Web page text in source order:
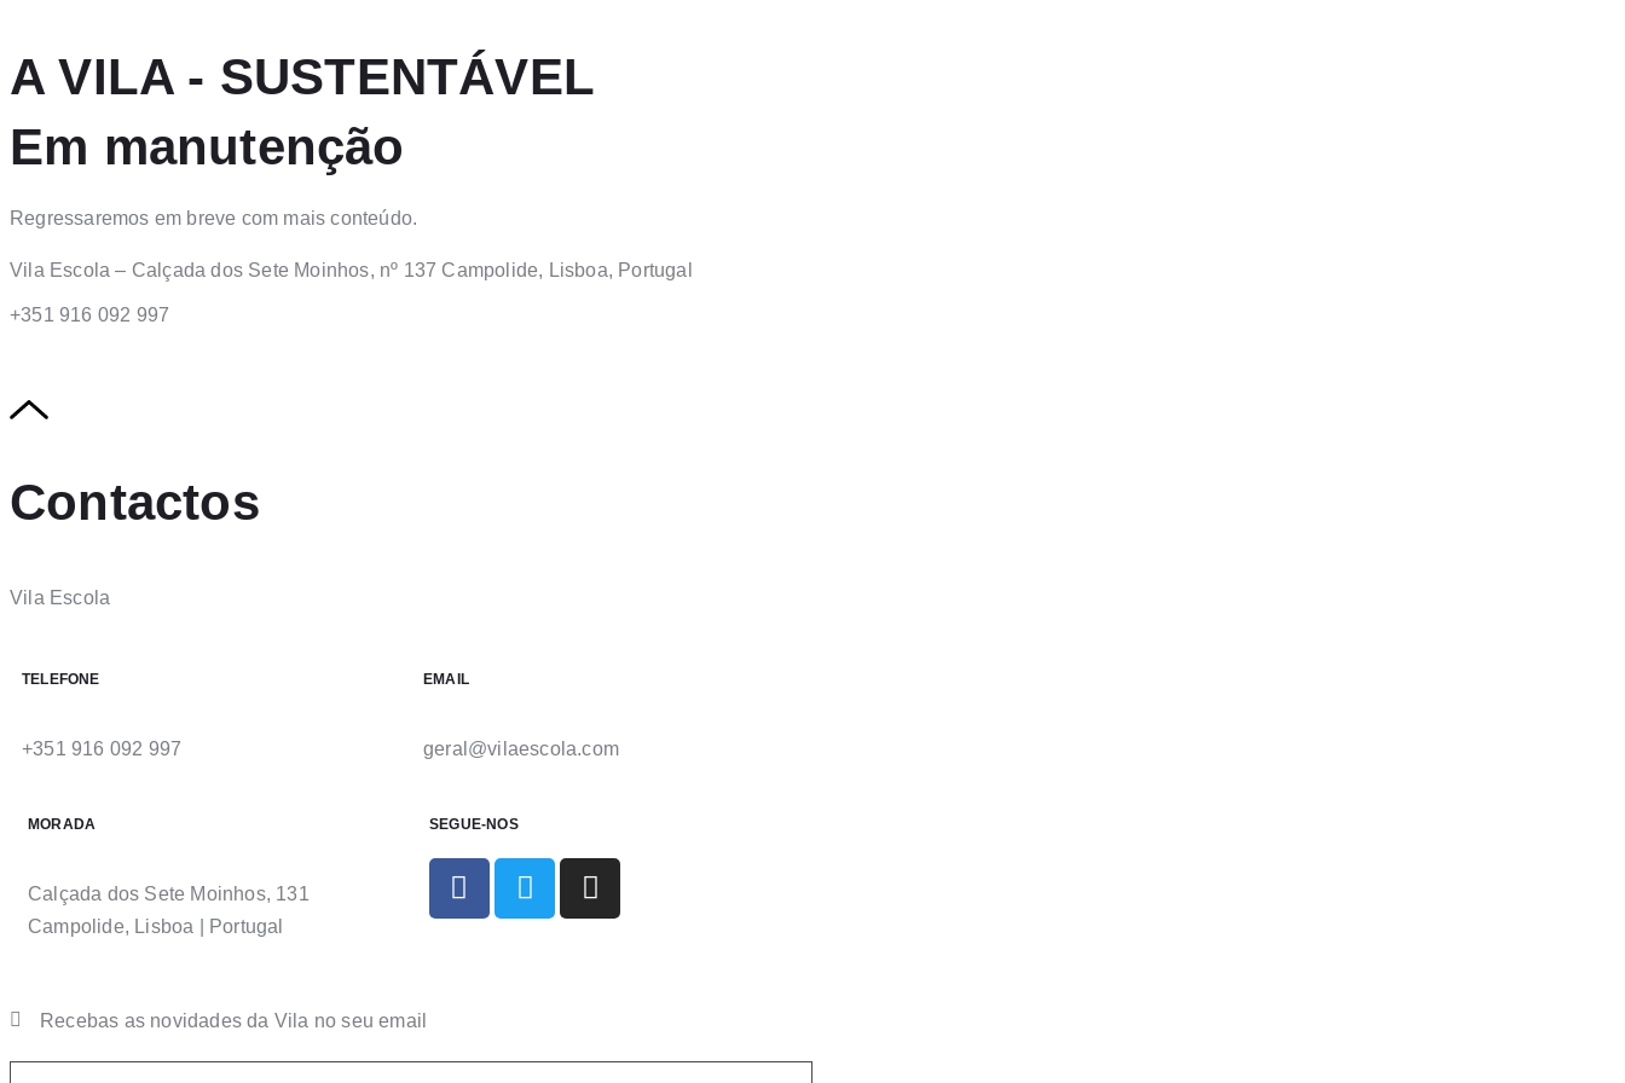
A VILA - SUSTENTÁVEL
Em manutenção
Regressaremos em breve com mais conteúdo.
Vila Escola – Calçada dos Sete Moinhos, nº 137 Campolide, Lisboa, Portugal
+351 916 092 997
Contactos
Vila Escola
TELEFONE
+351 916 092 997
EMAIL
geral@vilaescola.com
MORADA
Calçada dos Sete Moinhos, 131
Campolide, Lisboa | Portugal
SEGUE-NOS
Recebas as novidades da Vila no seu email